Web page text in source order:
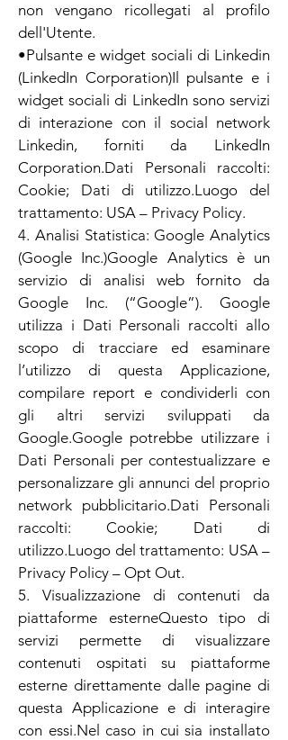
non vengano ricollegati al profilo
dell'Utente.
•Pulsante e widget sociali di Linkedin
(LinkedIn Corporation)Il pulsante e i
widget sociali di LinkedIn sono servizi
di interazione con il social network
Linkedin, forniti da LinkedIn
Corporation.Dati Personali raccolti:
Cookie; Dati di utilizzo.Luogo del
trattamento: USA – Privacy Policy.
4. Analisi Statistica: Google Analytics
(Google Inc.)Google Analytics è un
servizio di analisi web fornito da
Google Inc. (“Google”). Google
utilizza i Dati Personali raccolti allo
scopo di tracciare ed esaminare
l’utilizzo di questa Applicazione,
compilare report e condividerli con
gli altri servizi sviluppati da
Google.Google potrebbe utilizzare i
Dati Personali per contestualizzare e
personalizzare gli annunci del proprio
network pubblicitario.Dati Personali
raccolti: Cookie; Dati di
utilizzo.Luogo del trattamento: USA –
Privacy Policy – Opt Out.
5. Visualizzazione di contenuti da
piattaforme esterneQuesto tipo di
servizi permette di visualizzare
contenuti ospitati su piattaforme
esterne direttamente dalle pagine di
questa Applicazione e di interagire
con essi.Nel caso in cui sia installato